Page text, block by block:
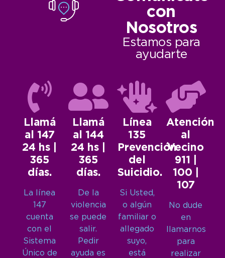
con
Nosotros
Estamos para
ayudarte
Llamá
al 147
24 hs |
365
días.
La línea
147
cuenta
con el
Sistema
Único de
Llamá
al 144
24 hs |
365
días.
De la
violencia
se puede
salir.
Pedir
ayuda es
Línea
135
Prevención
del
Suicidio.
Si Usted,
o algún
familiar o
allegado
suyo,
está
Atención
al
Vecino
911 |
100 |
107
No dude
en
llamarnos
para
realizar